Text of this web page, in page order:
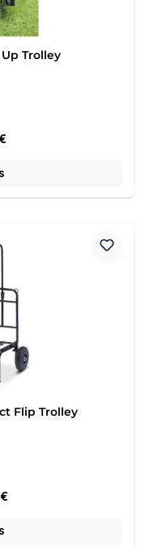
Trolley
Preis:
Flip Trolley
Preis: